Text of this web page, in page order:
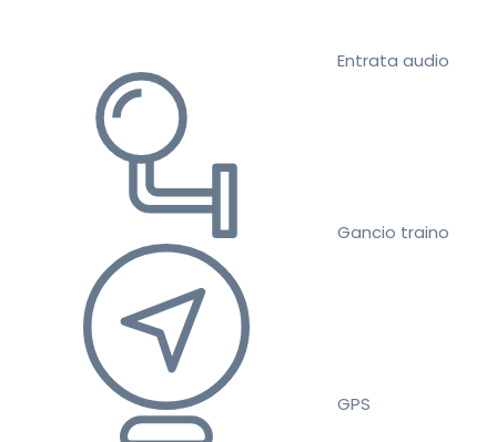
Entrata audio
Gancio traino
GPS